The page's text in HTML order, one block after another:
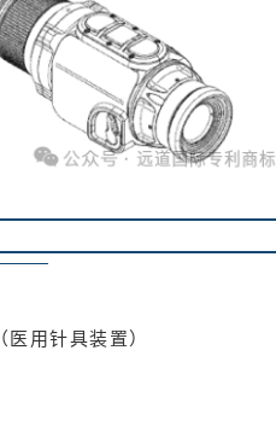
（医用针具装置）